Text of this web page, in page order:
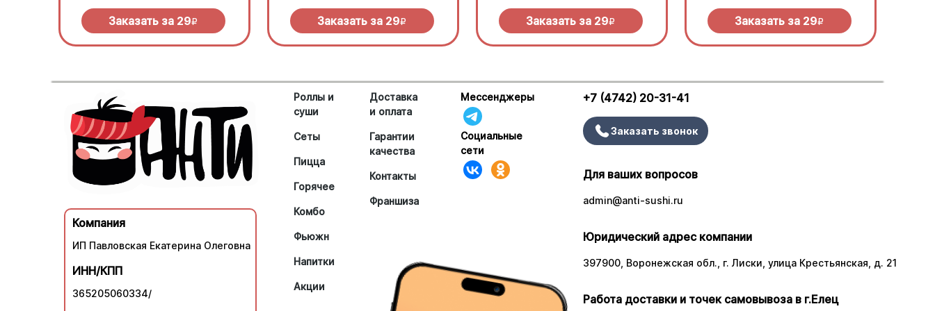
Заказать за 29R Заказать за 29R Заказать за 29R Заказать за 29R
Компания
ИП Павловская Екатерина Олеговна
ИНН/КПП
365205060334/
Роллы и
суши
Сеты
Пицца
Горячее
Комбо
Фьюжн
Напитки
Акции
Доставка
и оплата
Гарантии
качества
Контакты
Франшиза
Мессенджеры
Социальные
сети
+7 (4742) 20-31-41
Заказать звонок
Для ваших вопросов
admin@anti-sushi.ru
Юридический адрес компании
397900, Воронежская обл., г. Лиски, улица Крестьянская, д. 21
Работа доставки и точек самовывоза в г.Елец